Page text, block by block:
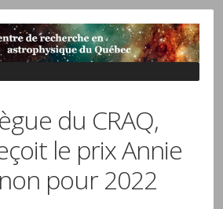
du CRAQ,
le prix Annie
pour 2022